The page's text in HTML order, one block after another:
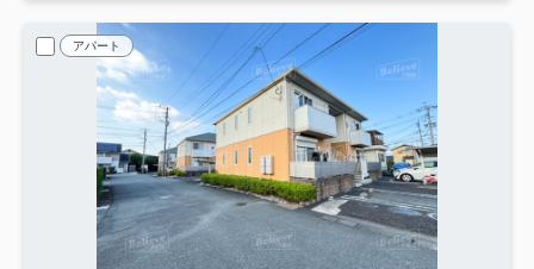
アパート